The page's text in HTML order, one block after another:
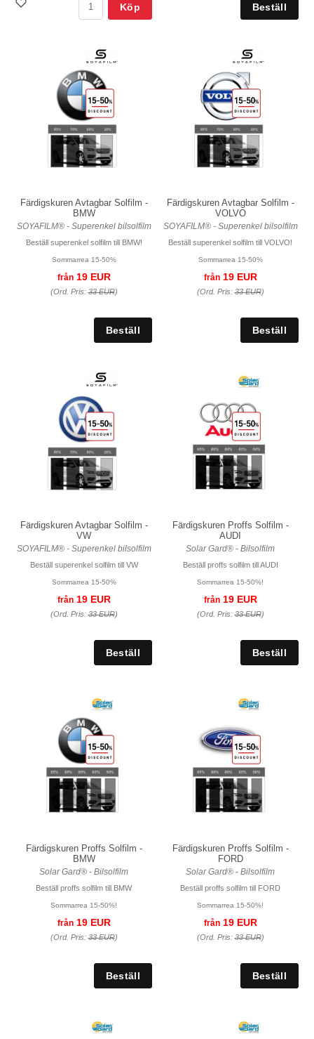
Köp
Färdigskuren Avtagbar Solfilm -
BMW
SOYAFILM® - Superenkel bilsolfilm
Beställ superenkel solfilm till BMW!
Sommarrea 15-50%
från19 EUR
(Ord. Pris:33 EUR)
Färdigskuren Avtagbar Solfilm -
VOLVO
SOYAFILM® - Superenkel bilsolfilm
Beställ superenkel solfilm till VOLVO!
Sommarrea 15-50%
från19 EUR
(Ord. Pris:33 EUR)
Färdigskuren Avtagbar Solfilm -
VW
SOYAFILM® - Superenkel bilsolfilm
Beställ superenkel solfilm till VW
Sommarrea 15-50%
från19 EUR
(Ord. Pris:33 EUR)
Färdigskuren Proffs Solfilm -
AUDI
Solar Gard® - Bilsolfilm
Beställ proffs solfilm till AUDI
Sommarrea 15-50%!
från19 EUR
(Ord. Pris:33 EUR)
Färdigskuren Proffs Solfilm -
BMW
Solar Gard® - Bilsolfilm
Beställ proffs solfilm till BMW
Sommarrea 15-50%!
från19 EUR
(Ord. Pris:33 EUR)
Färdigskuren Proffs Solfilm -
FORD
Solar Gard® - Bilsolfilm
Beställ proffs solfilm till FORD
Sommarrea 15-50%!
från19 EUR
(Ord. Pris:33 EUR)